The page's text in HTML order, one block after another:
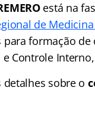
está na
de
formação de
Controle
detalhes sobre o